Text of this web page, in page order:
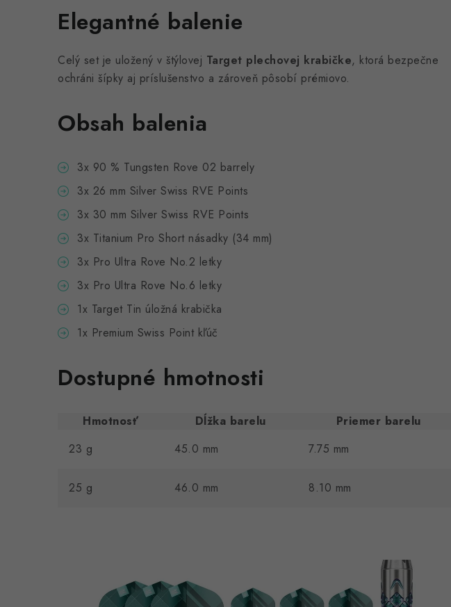
Elegantné balenie
Celý set je uložený v štýlovej Target plechovej krabičke, ktorá bezpečne
ochráni šípky aj príslušenstvo a zároveň pôsobí prémiovo.
Obsah balenia
3x 90 % Tungsten Rove 02 barrely
3x 26 mm Silver Swiss RVE Points
3x 30 mm Silver Swiss RVE Points
3x Titanium Pro Short násadky (34 mm)
3x Pro Ultra Rove No.2 letky
3x Pro Ultra Rove No.6 letky
1x Target Tin úložná krabička
1x Premium Swiss Point kľúč
Dostupné hmotnosti
Hmotnosť Dĺžka barelu
Priemer barelu
23 g
45.0 mm 7.75 mm
25 g 46.0 mm 8.10 mm